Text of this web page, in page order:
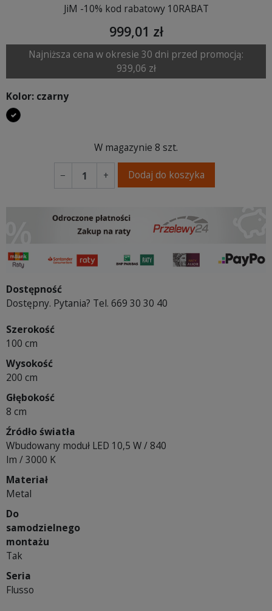
JiM -10% kod rabatowy 10RABAT
999,01 zł
Najniższa cena w okresie 30 dni przed promocją:
939,06 zł
Kolor: czarny
czarny
W magazynie 8 szt.
− + Dodaj do koszyka
Dostępność
Dostępny. Pytania? Tel. 669 30 30 40
Szerokość
100 cm
Wysokość
200 cm
Głębokość
8 cm
Źródło światła
Wbudowany moduł LED 10,5 W / 840
lm / 3000 K
Materiał
Metal
Do
samodzielnego
montażu
Tak
Seria
Flusso